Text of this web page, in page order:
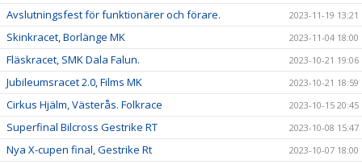
Avslutningsfest för funktionärer och förare. 2023-11-19 13:21
Skinkracet, Borlänge MK 2023-11-04 18:00
Fläskracet, SMK Dala Falun. 2023-10-21 19:06
Jubileumsracet 2.0, Films MK 2023-10-21 18:59
Cirkus Hjälm, Västerås. Folkrace 2023-10-15 20:45
Superfinal Bilcross Gestrike RT 2023-10-08 15:47
Nya X-cupen final, Gestrike Rt 2023-10-07 18:00